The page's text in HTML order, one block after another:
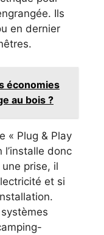
Ils
en dernier
économies
au bois ?
« Plug & Play
l’installe donc
prise, il
et si